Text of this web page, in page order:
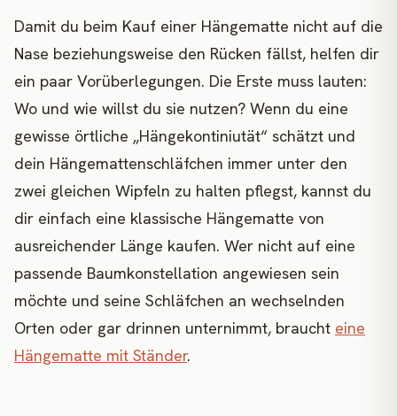
Damit du beim Kauf einer Hängematte nicht auf die
Nase beziehungsweise den Rücken fällst, helfen dir
ein paar Vorüberlegungen. Die Erste muss lauten:
Wo und wie willst du sie nutzen? Wenn du eine
gewisse örtliche „Hängekontiniutät“ schätzt und
dein Hängemattenschläfchen immer unter den
zwei gleichen Wipfeln zu halten pflegst, kannst du
dir einfach eine klassische Hängematte von
ausreichender Länge kaufen. Wer nicht auf eine
passende Baumkonstellation angewiesen sein
möchte und seine Schläfchen an wechselnden
Orten oder gar drinnen unternimmt, braucht eine
Hängematte mit Ständer.